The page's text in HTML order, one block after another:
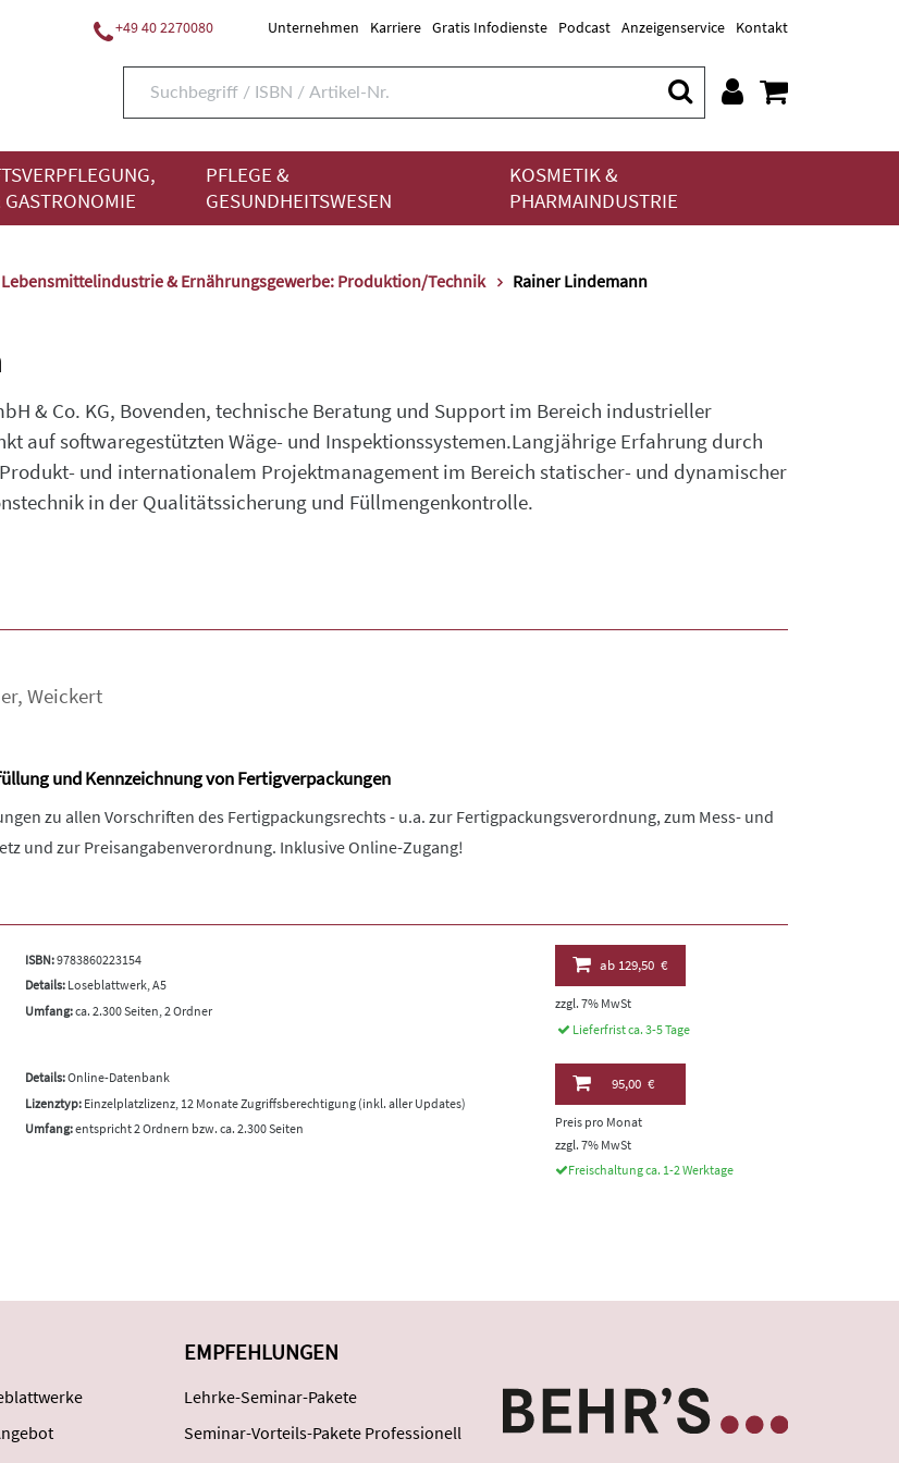
+49 40 2270080 Unternehmen Karriere Gratis Infodienste Podcast Anzeigenservice Kontakt
PFLEGE &
GESUNDHEITSWESEN
KOSMETIK &
PHARMAINDUSTRIE
Lebensmittelindustrie & Ernährungsgewerbe: Produktion/Technik Rainer Lindemann
& Co. KG, Bovenden, technische Beratung und Support im Bereich industrieller
auf softwaregestützten Wäge- und Inspektionssystemen.Langjährige Erfahrung durch
und internationalem Projektmanagement im Bereich statischer- und dynamischer
in der Qualitätssicherung und Füllmengenkontrolle.
, Weickert
und Kennzeichnung von Fertigverpackungen
zu allen Vorschriften des Fertigpackungsrechts - u.a. zur Fertigpackungsverordnung, zum Mess- und
und zur Preisangabenverordnung. Inklusive Online-Zugang!
ISBN:9783860223154
Details:Loseblattwerk, A5
Umfang:ca. 2.300 Seiten, 2 Ordner
ab129,50 €
zzgl. 7% MwSt
Lieferfrist ca. 3-5 Tage
Details:Online-Datenbank
Lizenztyp:Einzelplatzlizenz, 12 Monate Zugriffsberechtigung (inkl. aller Updates)
Umfang:entspricht 2 Ordnern bzw. ca. 2.300 Seiten
95,00 €
Preis pro Monat
zzgl. 7% MwSt
Freischaltung ca. 1-2 Werktage
EMPFEHLUNGEN
Lehrke-Seminar-Pakete
Seminar-Vorteils-Pakete Professionell